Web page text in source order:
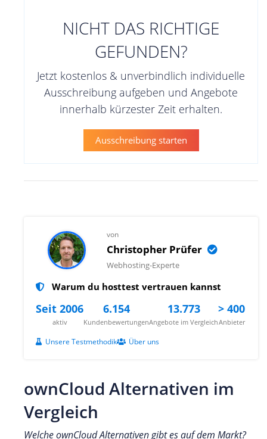
NICHT DAS RICHTIGE
GEFUNDEN?
Jetzt kostenlos & unverbindlich individuelle
Ausschreibung aufgeben und Angebote
innerhalb kürzester Zeit erhalten.
Ausschreibung starten
von
Christopher Prüfer
Webhosting-Experte
Warum du hosttest vertrauen kannst
Seit 2006
aktiv
6.154
Kundenbewertungen
13.773
Angebote im Vergleich
> 400
Anbieter
Unsere Testmethodik Über uns
ownCloud Alternativen im
Vergleich
Welche ownCloud Alternativen gibt es auf dem Markt?